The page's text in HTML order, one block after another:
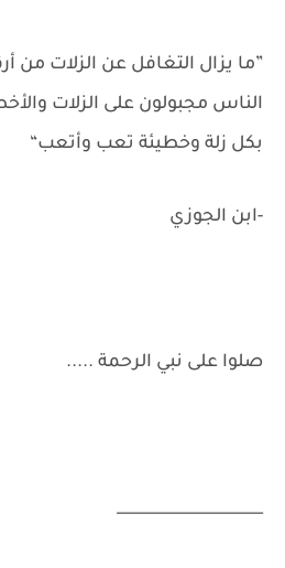
”ما يزال التغافل عن الزلات من
الناس مجبولون على الزلات
بكل زلة وخطيئة تعب وأتعب“
-ابن الجوزي
صلوا على نبي الرحمة .....
___________________